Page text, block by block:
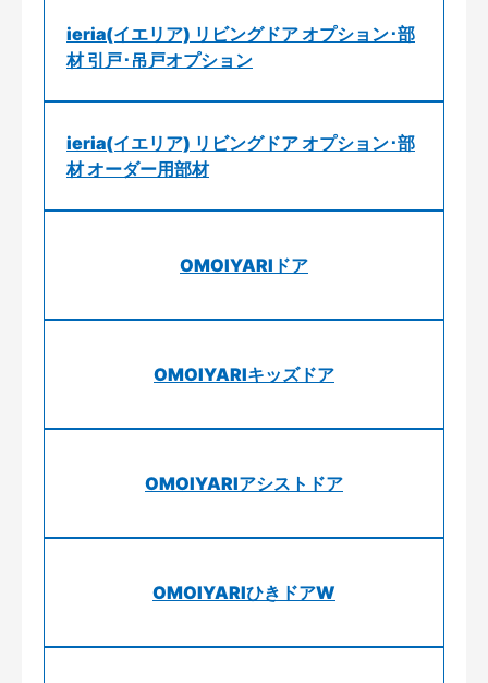
ieria(イエリア) リビングドア オプション･部
材 引戸･吊戸オプション
ieria(イエリア) リビングドア オプション･部
材 オーダー用部材
OMOIYARIドア
OMOIYARIキッズドア
OMOIYARIアシストドア
OMOIYARIひきドアW